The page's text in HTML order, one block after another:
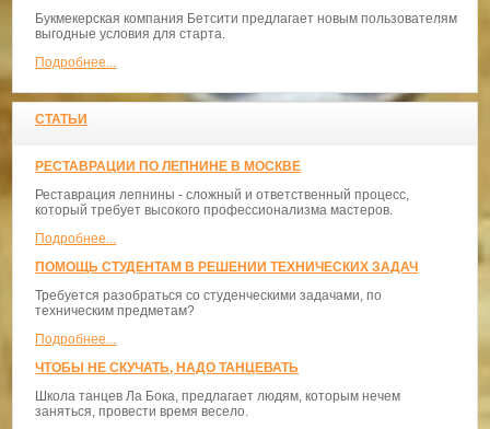
Букмекерская компания Бетсити предлагает новым пользователям
выгодные условия для старта.
Подробнее...
СТАТЬИ
РЕСТАВРАЦИИ ПО ЛЕПНИНЕ В МОСКВЕ
Реставрация лепнины - сложный и ответственный процесс,
который требует высокого профессионализма мастеров.
Подробнее...
ПОМОЩЬ СТУДЕНТАМ В РЕШЕНИИ ТЕХНИЧЕСКИХ ЗАДАЧ
Требуется разобраться со студенческими задачами, по
техническим предметам?
Подробнее...
ЧТОБЫ НЕ СКУЧАТЬ, НАДО ТАНЦЕВАТЬ
​Школа танцев Ла Бока, предлагает людям, которым нечем
заняться, провести время весело.